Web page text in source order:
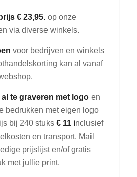
€ 23,95. op onze
via diverse winkels.
voor bedrijven en winkels
kan al vanaf
te graveren met logoen
bedrukken met eigen logo
bij 240 stuks € 11 inclusief
en transport. Mail
prijslijst en/of gratis
met jullie print.